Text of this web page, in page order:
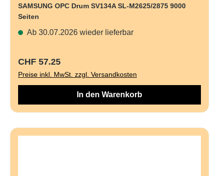
SAMSUNG OPC Drum SV134A SL-M2625/2875 9000
Seiten
Ab 30.07.2026 wieder lieferbar
Regulärer Preis:
CHF 57.25
Preise inkl. MwSt. zzgl. Versandkosten
In den Warenkorb